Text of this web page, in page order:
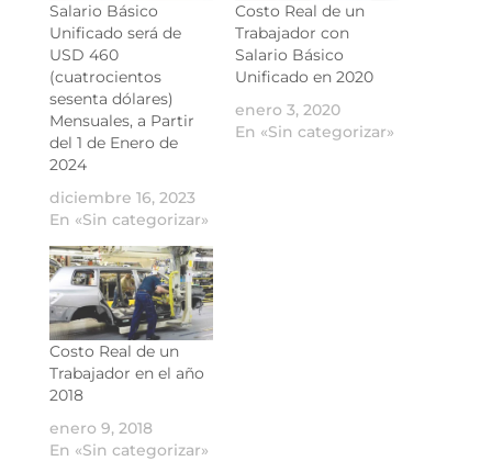
Salario Básico
Unificado será de
USD 460
(cuatrocientos
sesenta dólares)
Mensuales, a Partir
del 1 de Enero de
2024
diciembre 16, 2023
En «Sin categorizar»
Costo Real de un
Trabajador con
Salario Básico
Unificado en 2020
enero 3, 2020
En «Sin categorizar»
Costo Real de un
Trabajador en el año
2018
enero 9, 2018
En «Sin categorizar»